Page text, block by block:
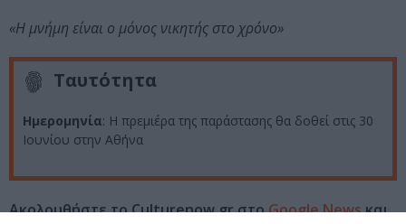
«Η μνήμη είναι ο μόνος νικητής στο χρόνο»
Ταυτότητα
Ημερομηνία: Η πρεμιέρα της παράστασης θα δοθεί στις 30
Ιουνίου στην Αθήνα
Ακολουθήστε το Culturenow.gr στοGoogle Newsκαι